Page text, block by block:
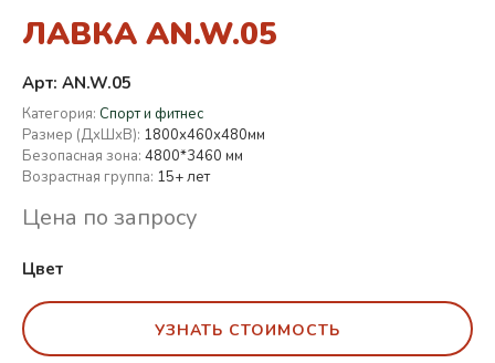
ЛАВКА AN.W.05
Арт: AN.W.05
Категория: Спорт и фитнес
Размер (ДхШхВ): 1800х460х480мм
Безопасная зона: 4800*3460 мм
Возрастная группа: 15+ лет
Цена по запросу
Цвет
УЗНАТЬ СТОИМОСТЬ